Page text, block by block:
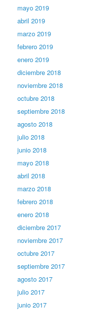
mayo 2019
abril 2019
marzo 2019
febrero 2019
enero 2019
diciembre 2018
noviembre 2018
octubre 2018
septiembre 2018
agosto 2018
julio 2018
junio 2018
mayo 2018
abril 2018
marzo 2018
febrero 2018
enero 2018
diciembre 2017
noviembre 2017
octubre 2017
septiembre 2017
agosto 2017
julio 2017
junio 2017